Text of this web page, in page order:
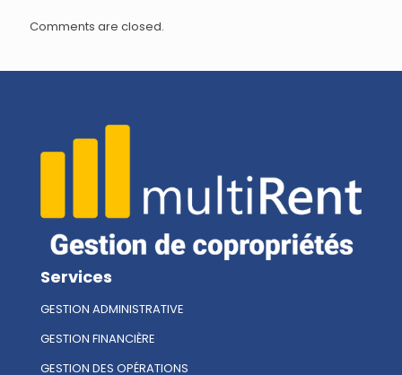
Comments are closed.
Services
GESTION ADMINISTRATIVE
GESTION FINANCIÈRE
GESTION DES OPÉRATIONS